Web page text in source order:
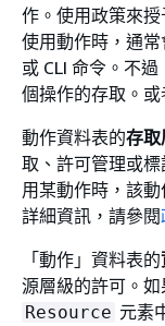
作。使用政策來
使用動作時，通
或 CLI 命令。不
個操作的存取。
動作資料表的存取
取、許可管理或
用某動作時，該
詳細資訊，請參閱
「動作」資料表的
源層級的許可。
Resource 元素